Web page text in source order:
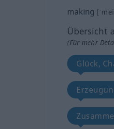
making
Übersicht
(Für mehr
Glück,